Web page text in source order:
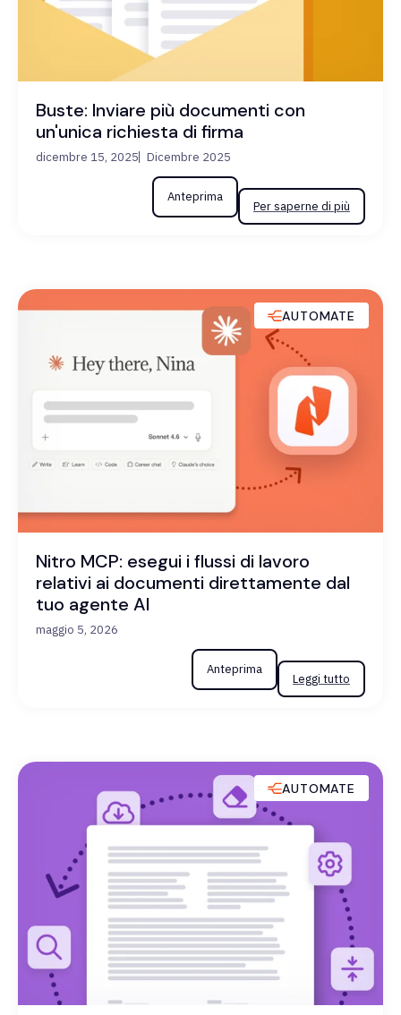
Buste: Inviare più documenti con
un'unica richiesta di firma
dicembre 15, 2025 Dicembre 2025
Anteprima
Per saperne di più
AUTOMATE
Nitro MCP: esegui i flussi di lavoro
relativi ai documenti direttamente dal
tuo agente AI
maggio 5, 2026
Anteprima
Leggi tutto
AUTOMATE